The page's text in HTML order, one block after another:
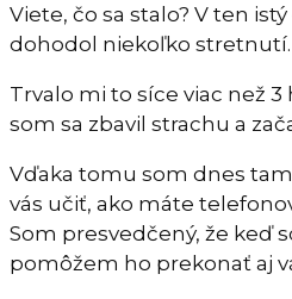
Viete, čo sa stalo? V ten
dohodol niekoľko stretnutí.
Trvalo mi to síce viac než 3
som sa zbavil strachu a
Vďaka tomu som dnes
vás učiť, ako máte
Som presvedčený, že keď
pomôžem ho prekonať aj